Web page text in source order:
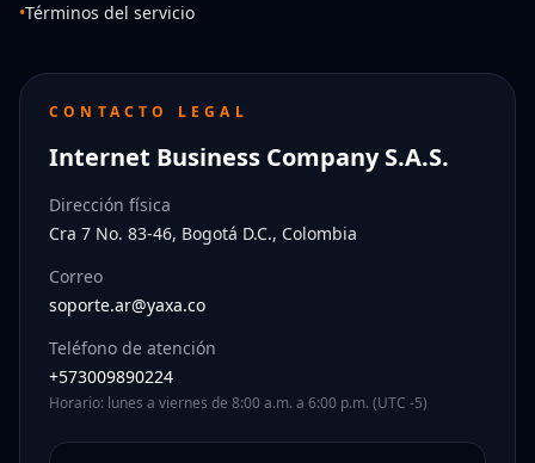
•Términos del servicio
CONTACTO LEGAL
Internet Business Company S.A.S.
Dirección física
Cra 7 No. 83-46, Bogotá D.C., Colombia
Correo
soporte.ar@yaxa.co
Teléfono de atención
+573009890224
Horario: lunes a viernes de 8:00 a.m. a 6:00 p.m. (UTC -5)